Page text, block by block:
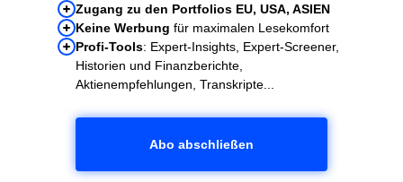
Zugang zu den Portfolios EU, USA, ASIEN
Keine Werbung für maximalen Lesekomfort
Profi-Tools: Expert-Insights, Expert-Screener,
Historien und Finanzberichte,
Aktienempfehlungen, Transkripte...
Abo abschließen